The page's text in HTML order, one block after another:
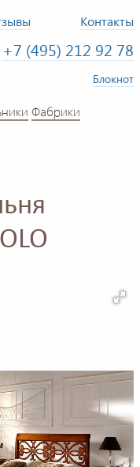
Контакты
+7 (495) 212 92 78
Блокнот
Фабрики